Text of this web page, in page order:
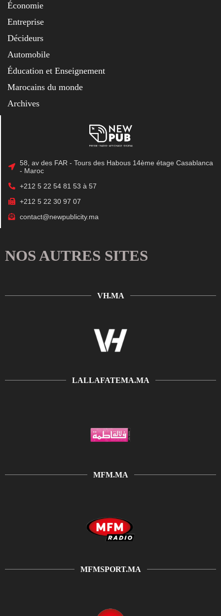
Économie
Entreprise
Décideurs
Automobile
Éducation et Enseignement
Marocains du monde
Archives
58, av des FAR - Tours des Habous 14ème étage Casablanca
- Maroc
+212 5 22 54 81 53 à 57
+212 5 22 30 97 07
contact@newpublicity.ma
NOS AUTRES SITES
VH.MA
LALLAFATEMA.MA
MFM.MA
MFMSPORT.MA